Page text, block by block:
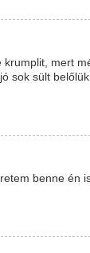
krumplit, mert
sok sült
benne én